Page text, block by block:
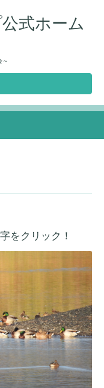
式ホーム
～
をクリック！